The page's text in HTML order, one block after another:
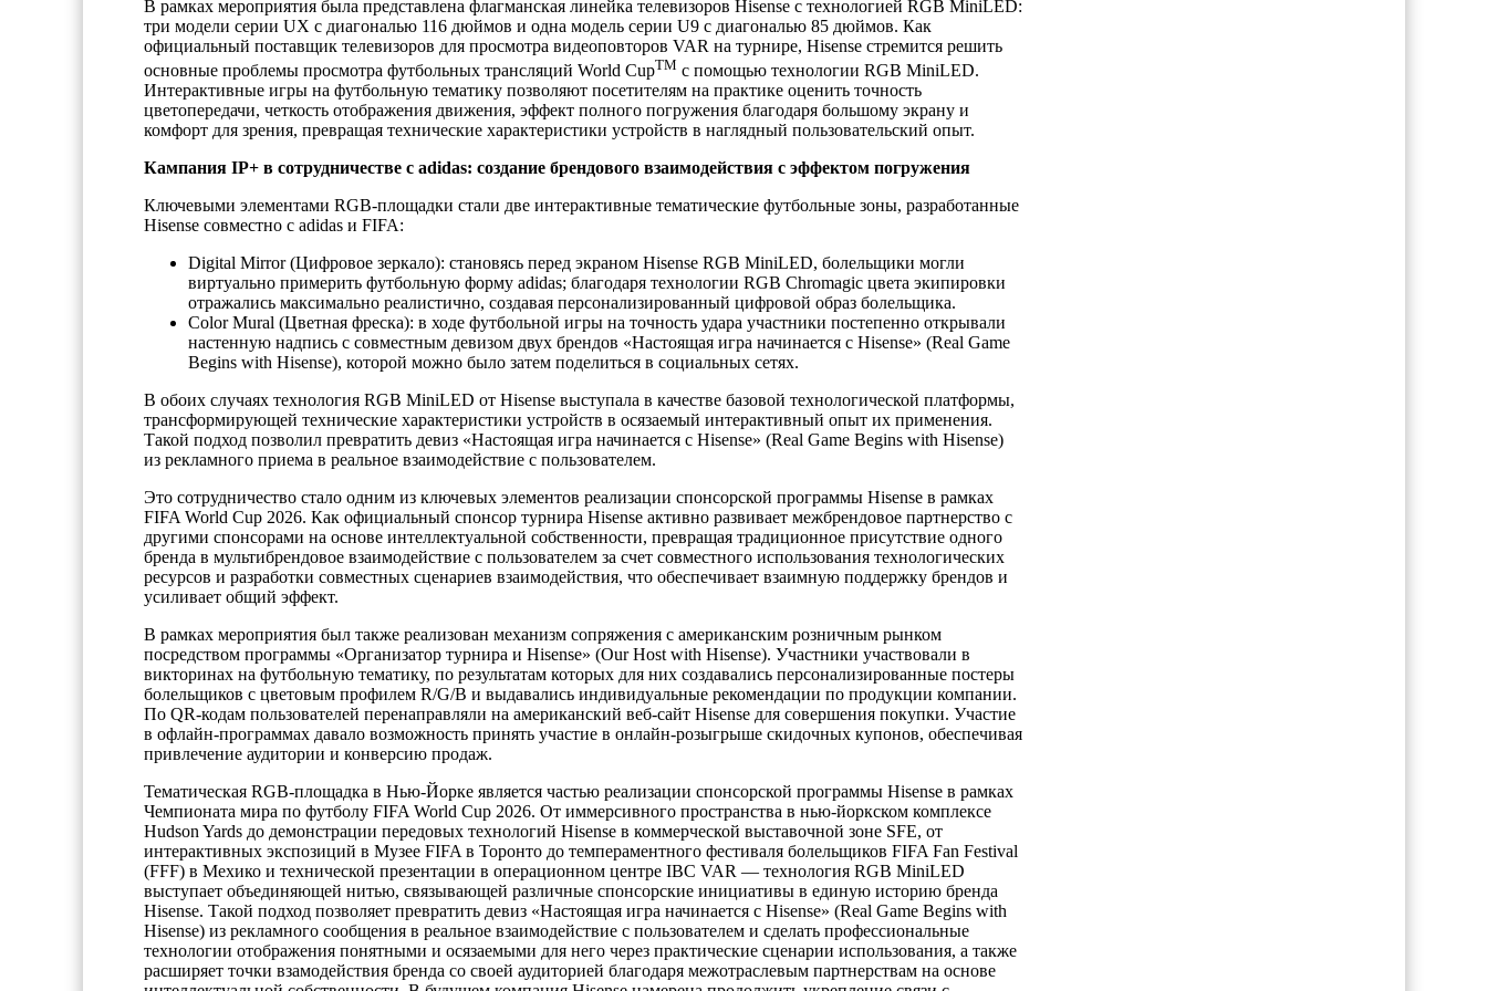
В рамках мероприятия была представлена флагманская линейка телевизоров Hisense с технологией RGB MiniLED:
три модели серии UX с диагональю 116 дюймов и одна модель серии U9 с диагональю 85 дюймов. Как
официальный поставщик телевизоров для просмотра видеоповторов VAR на турнире, Hisense стремится решить
основные проблемы просмотра футбольных трансляций World CupTM с помощью технологии RGB MiniLED.
Интерактивные игры на футбольную тематику позволяют посетителям на практике оценить точность
цветопередачи, четкость отображения движения, эффект полного погружения благодаря большому экрану и
комфорт для зрения, превращая технические характеристики устройств в наглядный пользовательский опыт.
Кампания IP+ в сотрудничестве с adidas: создание брендового взаимодействия с эффектом погружения
Ключевыми элементами RGB-площадки стали две интерактивные тематические футбольные зоны, разработанные
Hisense совместно с adidas и FIFA:
Digital Mirror (Цифровое зеркало): становясь перед экраном Hisense RGB MiniLED, болельщики могли
виртуально примерить футбольную форму аdidas; благодаря технологии RGB Chromagic цвета экипировки
отражались максимально реалистично, создавая персонализированный цифровой образ болельщика.
Color Mural (Цветная фреска): в ходе футбольной игры на точность удара участники постепенно открывали
настенную надпись с совместным девизом двух брендов «Настоящая игра начинается с Hisense» (Real Game
Begins with Hisense), которой можно было затем поделиться в социальных сетях.
В обоих случаях технология RGB MiniLED от Hisense выступала в качестве базовой технологической платформы,
трансформирующей технические характеристики устройств в осязаемый интерактивный опыт их применения.
Такой подход позволил превратить девиз «Настоящая игра начинается с Hisense» (Real Game Begins with Hisense)
из рекламного приема в реальное взаимодействие с пользователем.
Это сотрудничество стало одним из ключевых элементов реализации спонсорской программы Hisense в рамках
FIFA World Cup 2026. Как официальный спонсор турнира Hisense активно развивает межбрендовое партнерство с
другими спонсорами на основе интеллектуальной собственности, превращая традиционное присутствие одного
бренда в мультибрендовое взаимодействие с пользователем за счет совместного использования технологических
ресурсов и разработки совместных сценариев взаимодействия, что обеспечивает взаимную поддержку брендов и
усиливает общий эффект.
В рамках мероприятия был также реализован механизм сопряжения с американским розничным рынком
посредством программы «Организатор турнира и Hisense» (Our Host with Hisense). Участники участвовали в
викторинах на футбольную тематику, по результатам которых для них создавались персонализированные постеры
болельщиков с цветовым профилем R/G/B и выдавались индивидуальные рекомендации по продукции компании.
По QR-кодам пользователей перенаправляли на американский веб-сайт Hisense для совершения покупки. Участие
в офлайн-программах давало возможность принять участие в онлайн-розыгрыше скидочных купонов, обеспечивая
привлечение аудитории и конверсию продаж.
Тематическая RGB-площадка в Нью-Йорке является частью реализации спонсорской программы Hisense в рамках
Чемпионата мира по футболу FIFA World Cup 2026. От иммерсивного пространства в нью-йоркском комплексе
Hudson Yards до демонстрации передовых технологий Hisense в коммерческой выставочной зоне SFE, от
интерактивных экспозиций в Музее FIFA в Торонто до темпераментного фестиваля болельщиков FIFA Fan Festival
(FFF) в Мехико и технической презентации в операционном центре IBC VAR — технология RGB MiniLED
выступает объединяющей нитью, связывающей различные спонсорские инициативы в единую историю бренда
Hisense. Такой подход позволяет превратить девиз «Настоящая игра начинается с Hisense» (Real Game Begins with
Hisense) из рекламного сообщения в реальное взаимодействие с пользователем и сделать профессиональные
технологии отображения понятными и осязаемыми для него через практические сценарии использования, а также
расширяет точки взамодействия бренда со своей аудиторией благодаря межотраслевым партнерствам на основе